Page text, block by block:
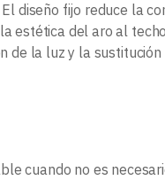
diseño fijo reduce la
estética del aro al
de la luz y la
cuando no es